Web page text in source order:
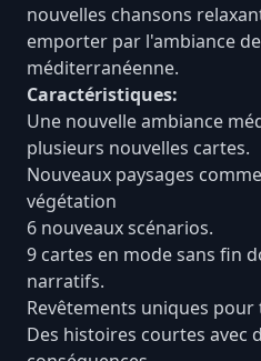
nouvelles chansons
emporter par l'ambiance
méditerranéenne.
Caractéristiques:
Une nouvelle ambiance
plusieurs nouvelles cartes.
Nouveaux paysages
végétation
6 nouveaux scénarios.
9 cartes en mode sans fin
narratifs.
Revêtements uniques
Des histoires courtes avec